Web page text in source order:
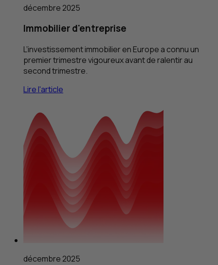
décembre 2025
Immobilier d'entreprise
L’investissement immobilier en Europe a connu un
premier trimestre vigoureux avant de ralentir au
second trimestre.
Lire l'article
décembre 2025